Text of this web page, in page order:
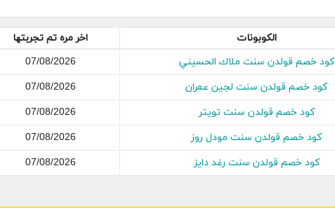
أقوى عروض وتخفيضات موقع قولدن سنت من كوبونات و أكواد
الكوبونات اخر مره تم تجربتها
كود خصم قولدن سنت ملاك الحسيني
07/08/2026
كود خصم قولدن سنت لجين عمران 07/08/2026
كود خصم قولدن سنت تويتر 07/08/2026
كود خصم قولدن سنت مودل روز 07/08/2026
كود خصم قولدن سنت رغد دايز 07/08/2026